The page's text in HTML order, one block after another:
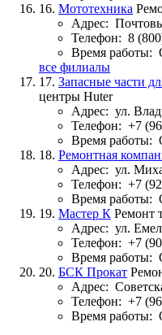
16. Мототехника
Адрес:
Телефон: 8
Время работы:
все филиалы
17. Запасные части
центры Huter
Адрес: ул.
Телефон: +7
Время работы:
18. Ремонтная
Адрес: ул.
Телефон: +7
Время работы:
19. Мастер К Ремонт
Адрес: ул.
Телефон: +7
Время работы:
20. БСК Прокат
Адрес:
Телефон: +7
Время работы: